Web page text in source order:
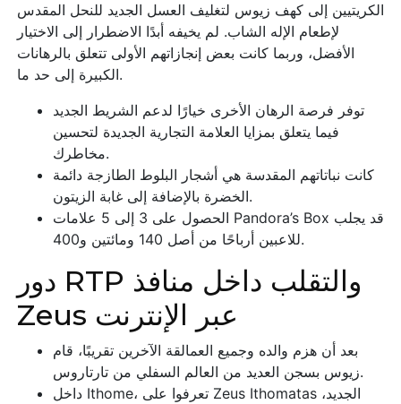
الكريتيين إلى كهف زيوس لتغليف العسل الجديد للنحل المقدس
لإطعام الإله الشاب. لم يخيفه أبدًا الاضطرار إلى الاختيار
الأفضل، وربما كانت بعض إنجازاتهم الأولى تتعلق بالرهانات
الكبيرة إلى حد ما.
توفر فرصة الرهان الأخرى خيارًا لدعم الشريط الجديد
فيما يتعلق بمزايا العلامة التجارية الجديدة لتحسين
مخاطرك.
كانت نباتاتهم المقدسة هي أشجار البلوط الطازجة دائمة
الخضرة بالإضافة إلى غابة الزيتون.
الحصول على 3 إلى 5 علامات Pandora’s Box قد يجلب
للاعبين أرباحًا من أصل 140 ومائتين و400.
دور RTP والتقلب داخل منافذ
Zeus عبر الإنترنت
بعد أن هزم والده وجميع العمالقة الآخرين تقريبًا، قام
زيوس بسجن العديد من العالم السفلي من تارتاروس.
داخل Ithome، تعرفوا على Zeus Ithomatas الجديد،